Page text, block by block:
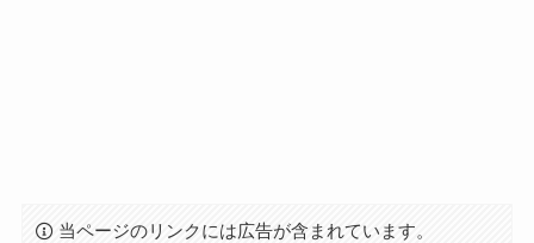
当ページのリンクには広告が含まれています。